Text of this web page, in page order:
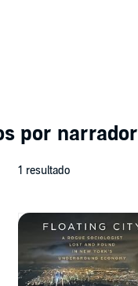
por narrador
1 resultado